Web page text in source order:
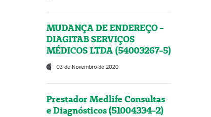
MUDANÇA DE ENDEREÇO -
DIAGITAB SERVIÇOS
MÉDICOS LTDA (54003267-5)
03 de Novembro de 2020
Prestador Medlife Consultas
e Diagnósticos (51004334-2)